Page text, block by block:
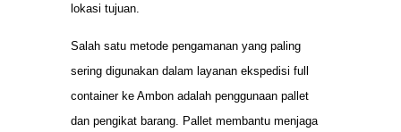
lokasi tujuan.
Salah satu metode pengamanan yang paling
sering digunakan dalam layanan ekspedisi full
container ke Ambon adalah penggunaan pallet
dan pengikat barang. Pallet membantu menjaga